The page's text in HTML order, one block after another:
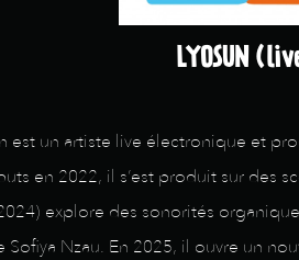
LYOSUN
est un artiste live électronique et
en 2022, il s’est produit sur des
explore des sonorités
Sofiya Nzau. En 2025, il ouvre un